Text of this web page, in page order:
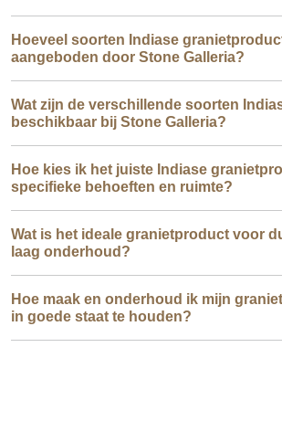
Hoeveel soorten Indiase
aangeboden door Stone Galleria?
Wat zijn de verschillende soorten
beschikbaar bij Stone Galleria?
Hoe kies ik het juiste Indiase
specifieke behoeften en ruimte?
Wat is het ideale granietproduct voor
laag onderhoud?
Hoe maak en onderhoud ik mijn
in goede staat te houden?